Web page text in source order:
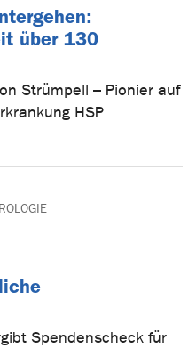
über 130
Strümpell – Pionier auf
HSP
Spendenscheck für